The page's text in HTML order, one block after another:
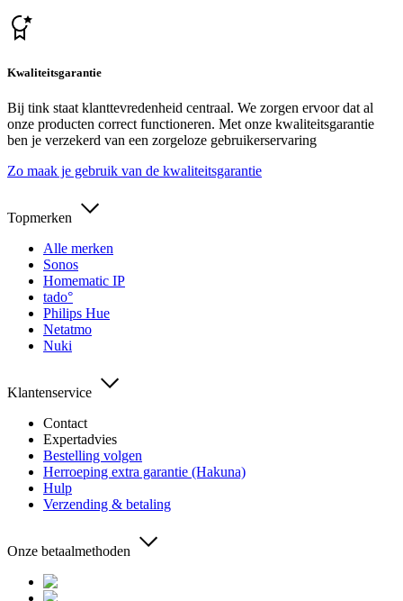
Kwaliteitsgarantie
Bij tink staat klanttevredenheid centraal. We zorgen ervoor dat al
onze producten correct functioneren. Met onze kwaliteitsgarantie
ben je verzekerd van een zorgeloze gebruikerservaring
Zo maak je gebruik van de kwaliteitsgarantie
Topmerken
Alle merken
Sonos
Homematic IP
tado°
Philips Hue
Netatmo
Nuki
Klantenservice
Contact
Expertadvies
Bestelling volgen
Herroeping extra garantie (Hakuna)
Hulp
Verzending & betaling
Onze betaalmethoden